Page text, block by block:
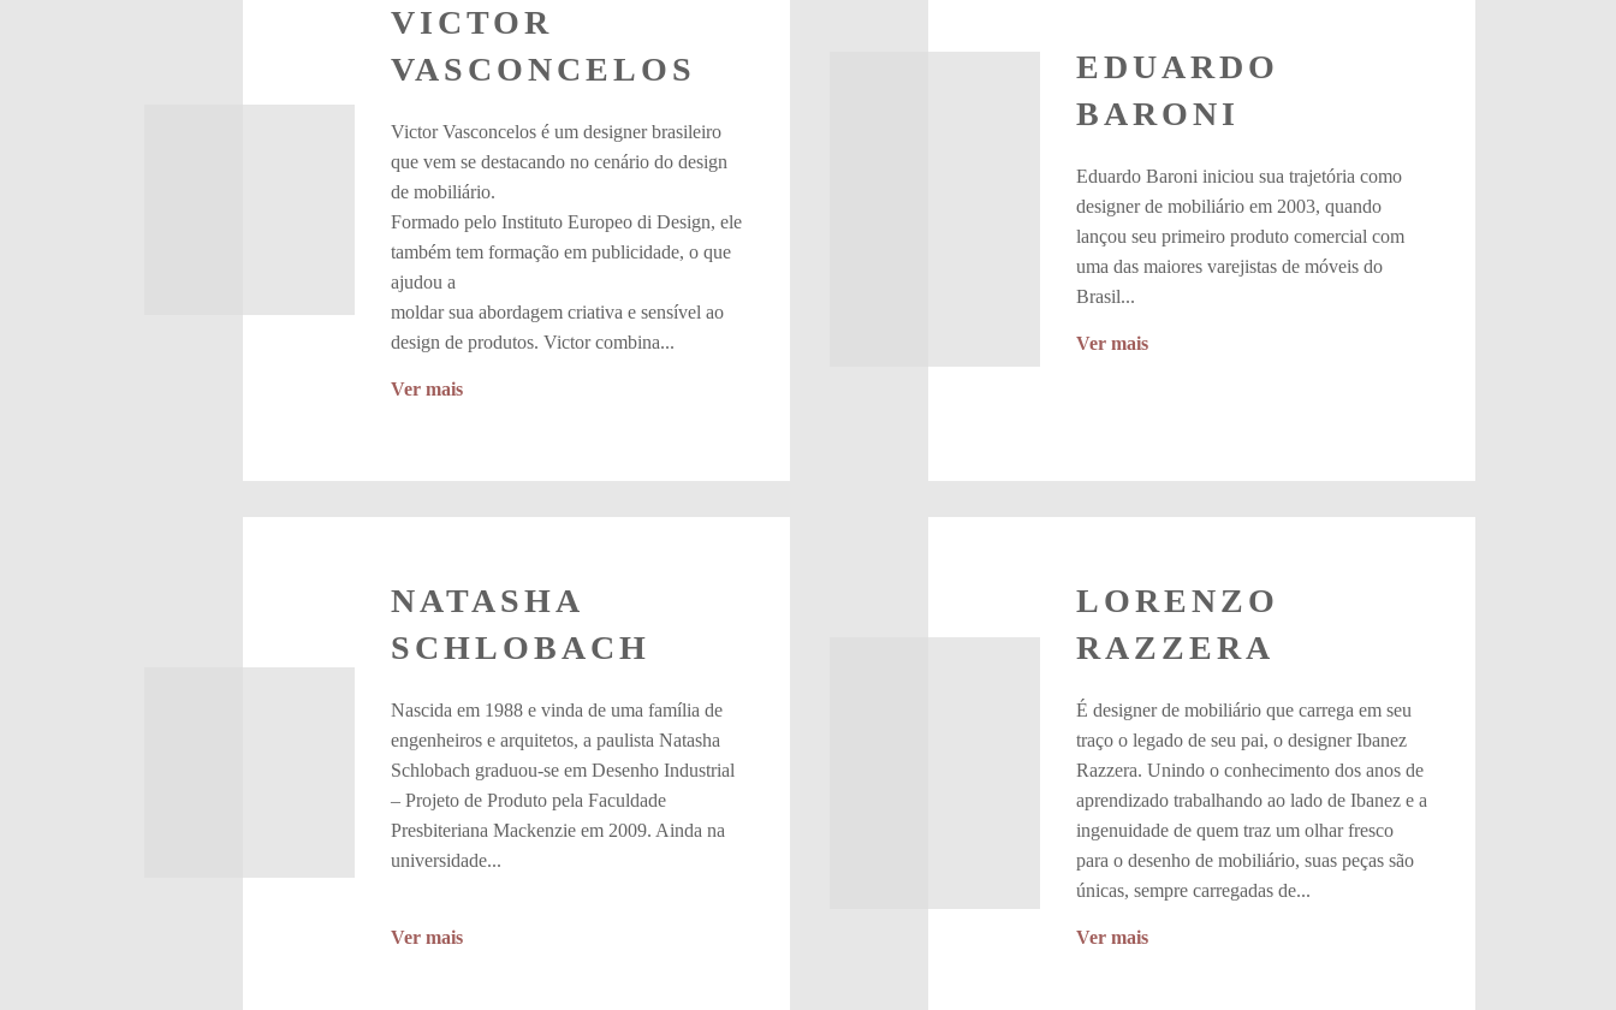
VICTOR
VASCONCELOS
Victor Vasconcelos é um designer brasileiro
que vem se destacando no cenário do design
de mobiliário.
Formado pelo Instituto Europeo di Design, ele
também tem formação em publicidade, o que
ajudou a
moldar sua abordagem criativa e sensível ao
design de produtos. Victor combina...
Ver mais
EDUARDO
BARONI
Eduardo Baroni iniciou sua trajetória como
designer de mobiliário em 2003, quando
lançou seu primeiro produto comercial com
uma das maiores varejistas de móveis do
Brasil...
Ver mais
NATASHA
SCHLOBACH
Nascida em 1988 e vinda de uma família de
engenheiros e arquitetos, a paulista Natasha
Schlobach graduou-se em Desenho Industrial
– Projeto de Produto pela Faculdade
Presbiteriana Mackenzie em 2009. Ainda na
universidade...
Ver mais
LORENZO
RAZZERA
É designer de mobiliário que carrega em seu
traço o legado de seu pai, o designer Ibanez
Razzera. Unindo o conhecimento dos anos de
aprendizado trabalhando ao lado de Ibanez e a
ingenuidade de quem traz um olhar fresco
para o desenho de mobiliário, suas peças são
únicas, sempre carregadas de...
Ver mais